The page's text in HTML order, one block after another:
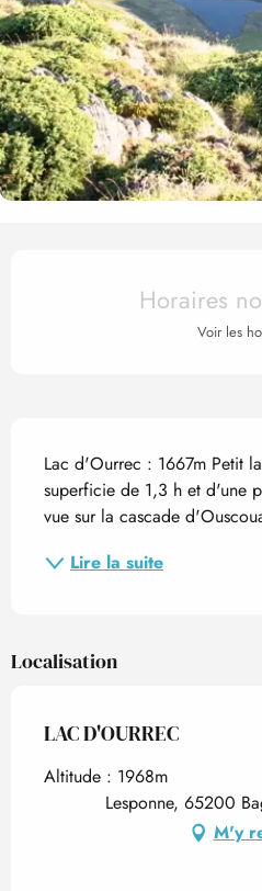
Ouverture et
Horaires
Voir les
Description
Lac d'Ourrec : 1667m Petit
superficie de 1,3 h et d'une
vue sur la cascade
Lire la suite
Localisation
LAC D'OURREC
Altitude : 1968m
Lesponne, 65200
M'y